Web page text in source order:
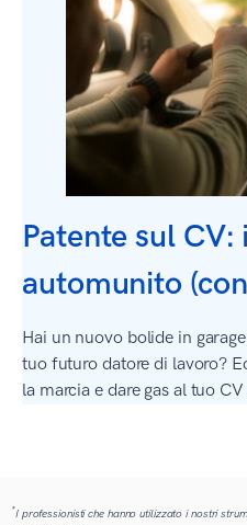
Patente sul
automunito
Hai un nuovo bolide in
tuo futuro datore di lavoro?
la marcia e dare gas al tuo
*I professionisti che hanno utilizzato i nostri